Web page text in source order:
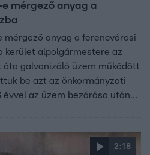
mérgező anyag a
mérgező anyag a ferencvárosi
kerület alpolgármestere az
galvanizáló üzem működött
be azt az önkormányzati
évvel az üzem bezárása után
2:18